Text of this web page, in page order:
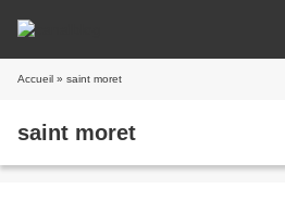
Accueil » saint moret
saint moret